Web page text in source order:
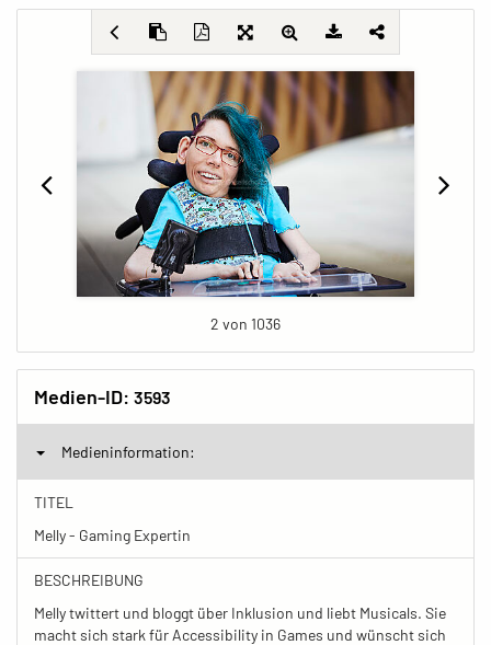
2 von 1036
Medien-ID: 3593
Medieninformation:
TITEL
Melly - Gaming Expertin
BESCHREIBUNG
Melly twittert und bloggt über Inklusion und liebt Musicals. Sie
macht sich stark für Accessibility in Games und wünscht sich